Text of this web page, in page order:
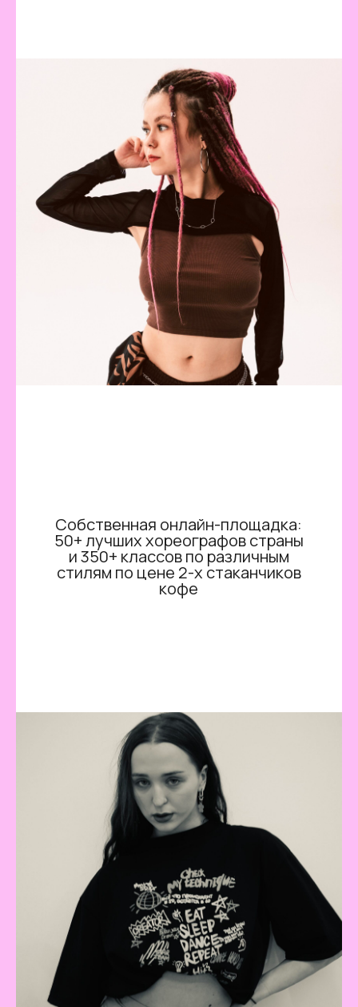
Собственная онлайн-площадка:
50+ лучших хореографов страны
и 350+ классов по различным
стилям по цене 2-х стаканчиков
кофе